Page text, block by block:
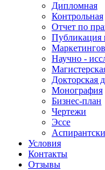
Дипломная
Контрольная
Отчет по
Научно -
Докторская
Монография
Бизнес-план
Чертежи
Эссе
Условия
Контакты
Отзывы